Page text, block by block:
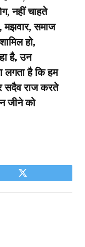
नहीं चाहते
मझवार, समाज
हो,
है, उन
लगता है कि हम
सदैव राज करते
जीने को
Twitter